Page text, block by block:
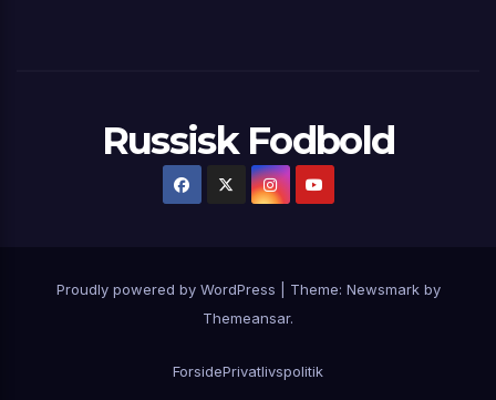
Russisk Fodbold
Proudly powered by WordPress Theme: Newsmarkby
Themeansar.
ForsidePrivatlivspolitik